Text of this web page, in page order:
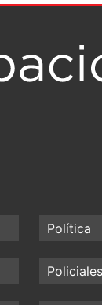
Política
Policiales